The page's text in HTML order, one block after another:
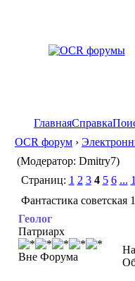
ГлавнаяСправка
OCR форум ›
(Модератор: Dmitry7)
Страниц: 1 2 3 4 5 6 ...
Фантастика советская
Геолог
Патриарх
Вне Форума